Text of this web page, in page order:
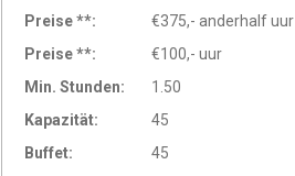
Preise **:
€375,- anderhalf uur
Preise **:
€100,- uur
Min. Stunden:
1.50
Kapazität:
45
Buffet:
45